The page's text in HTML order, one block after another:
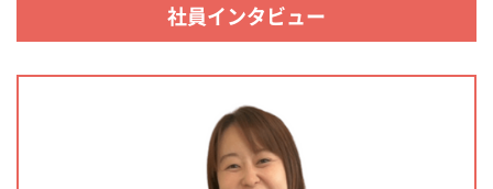
社員インタビュー